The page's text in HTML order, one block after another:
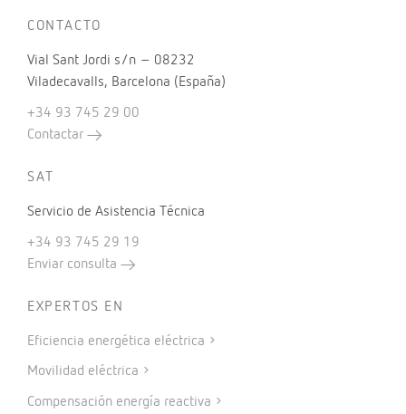
CONTACTO
Vial Sant Jordi s/n – 08232
Viladecavalls, Barcelona (España)
+34 93 745 29 00
Contactar
SAT
Servicio de Asistencia Técnica
+34 93 745 29 19
Enviar consulta
EXPERTOS EN
Eficiencia energética eléctrica
Movilidad eléctrica
Compensación energía reactiva